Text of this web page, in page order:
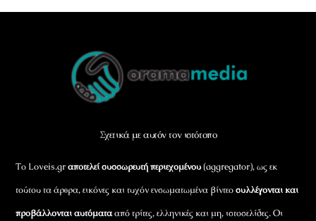
To
Σχετικά με αυτόν τον ιστότοπο
Το Loveis.grαποτελεί συσσωρευτή περιεχομένου(aggregator), ως εκ
τούτου τα άρθρα, εικόνες και τυχόν ενσωματωμένα βίντεοσυλλέγονται και
προβάλλονται αυτόματααπό τρίτες, ελληνικές και μη, ιστοσελίδες. Οι